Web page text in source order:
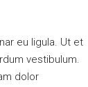
eu ligula. Ut et
vestibulum.
dolor